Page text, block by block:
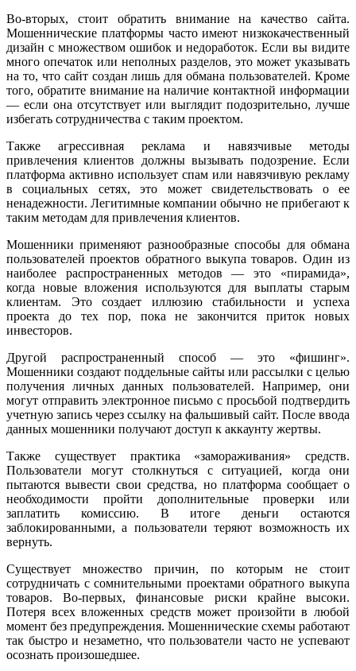
Во-вторых, стоит обратить внимание на качество сайта.
Мошеннические платформы часто имеют низкокачественный
дизайн с множеством ошибок и недоработок. Если вы видите
много опечаток или неполных разделов, это может указывать
на то, что сайт создан лишь для обмана пользователей. Кроме
того, обратите внимание на наличие контактной информации
— если она отсутствует или выглядит подозрительно, лучше
избегать сотрудничества с таким проектом.
Также агрессивная реклама и навязчивые методы
привлечения клиентов должны вызывать подозрение. Если
платформа активно использует спам или навязчивую рекламу
в социальных сетях, это может свидетельствовать о ее
ненадежности. Легитимные компании обычно не прибегают к
таким методам для привлечения клиентов.
Мошенники применяют разнообразные способы для обмана
пользователей проектов обратного выкупа товаров. Один из
наиболее распространенных методов — это «пирамида»,
когда новые вложения используются для выплаты старым
клиентам. Это создает иллюзию стабильности и успеха
проекта до тех пор, пока не закончится приток новых
инвесторов.
Другой распространенный способ — это «фишинг».
Мошенники создают поддельные сайты или рассылки с целью
получения личных данных пользователей. Например, они
могут отправить электронное письмо с просьбой подтвердить
учетную запись через ссылку на фальшивый сайт. После ввода
данных мошенники получают доступ к аккаунту жертвы.
Также существует практика «замораживания» средств.
Пользователи могут столкнуться с ситуацией, когда они
пытаются вывести свои средства, но платформа сообщает о
необходимости пройти дополнительные проверки или
заплатить комиссию. В итоге деньги остаются
заблокированными, а пользователи теряют возможность их
вернуть.
Существует множество причин, по которым не стоит
сотрудничать с сомнительными проектами обратного выкупа
товаров. Во-первых, финансовые риски крайне высоки.
Потеря всех вложенных средств может произойти в любой
момент без предупреждения. Мошеннические схемы работают
так быстро и незаметно, что пользователи часто не успевают
осознать произошедшее.